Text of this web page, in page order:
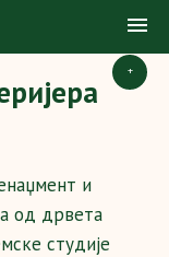
+
и
од дрвета
студије